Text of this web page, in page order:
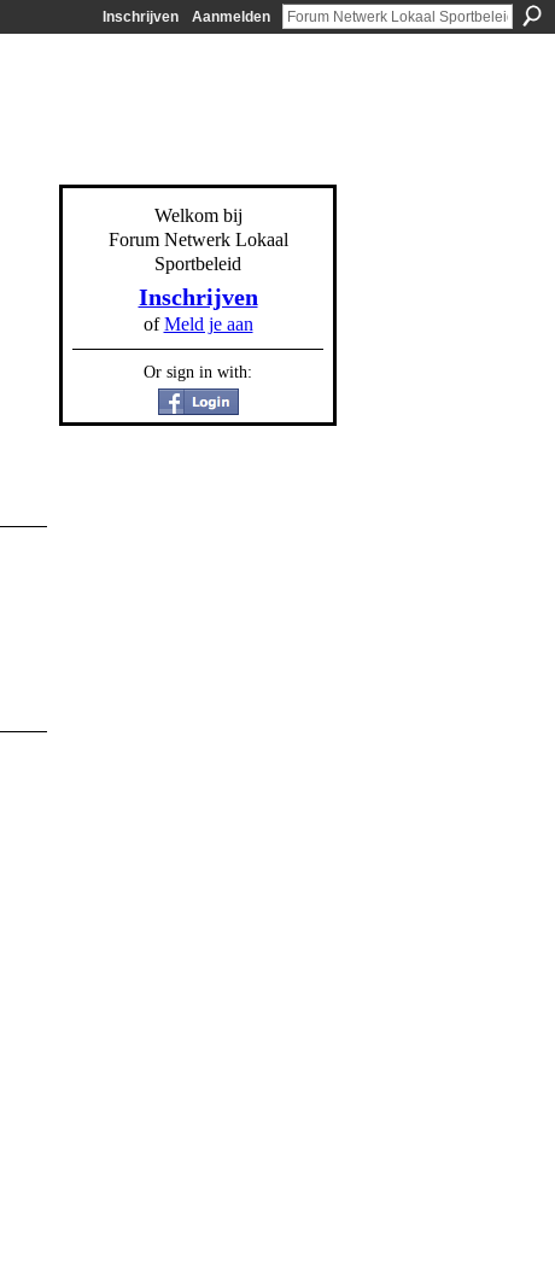
Inschrijven Aanmelden
Welkom bij
Forum Netwerk Lokaal
Sportbeleid
Inschrijven
ofMeld je aan
Or sign in with: